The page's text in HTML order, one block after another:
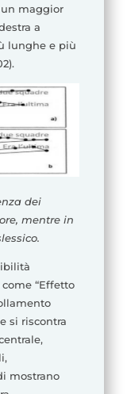
maggior
a
lunghe e più
dei
mentre in
“Effetto
si riscontra
mostrano